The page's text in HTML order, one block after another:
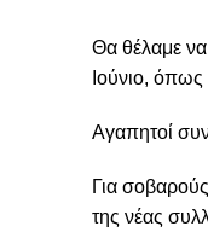
Θα θέλαμε να
Ιούνιο, όπως
Αγαπητοί
Για
της νέας